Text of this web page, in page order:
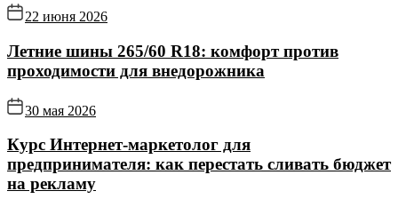
22 июня 2026
Летние шины 265/60 R18: комфорт против
проходимости для внедорожника
30 мая 2026
Курс Интернет‑маркетолог для
предпринимателя: как перестать сливать бюджет
на рекламу